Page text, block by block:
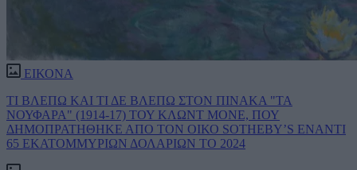
ΕΙΚΟΝΑ
ΤΙ ΒΛΕΠΩ ΚΑΙ ΤΙ ΔΕ ΒΛΕΠΩ ΣΤΟΝ ΠΙΝΑΚΑ "ΤΑ
ΝΟΥΦΑΡΑ" (1914-17) ΤΟΥ ΚΛΩΝΤ ΜΟΝΕ, ΠΟΥ
ΔΗΜΟΠΡΑΤΗΘΗΚΕ ΑΠΟ ΤΟΝ ΟΙΚΟ SOTHEBY’S ΕΝΑΝΤΙ
65 ΕΚΑΤΟΜΜΥΡΙΩΝ ΔΟΛΑΡΙΩΝ ΤΟ 2024